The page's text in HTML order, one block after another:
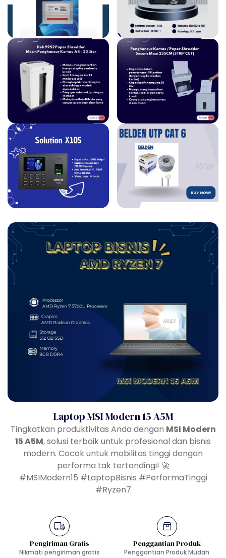
Laptop MSI Modern 15 A5M
Tingkatkan produktivitas Anda dengan MSI Modern
15 A5M, solusi terbaik untuk profesional dan bisnis
modern. Cocok untuk mobilitas tinggi dengan
performa tak tertandingi! 🚀
#MSIModern15 #LaptopBisnis #PerformaTinggi
#Ryzen7
Pengiriman Gratis
Nikmati pengiriman gratis
Penggantian Produk
Penggantian Produk Mudah